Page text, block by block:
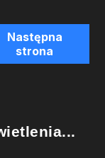
Następna
strona